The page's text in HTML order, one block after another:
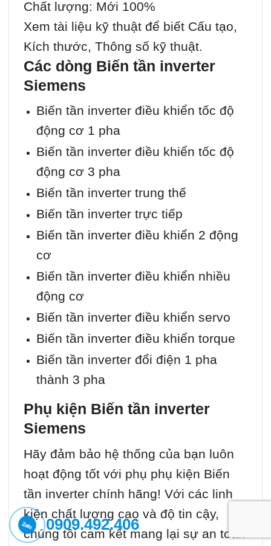
Chất lượng: Mới 100%
Xem tài liệu kỹ thuật để biết Cấu tạo,
Kích thước, Thông số kỹ thuật.
Các dòng Biến tần inverter
Siemens
Biến tần inverter điều khiển tốc độ
động cơ 1 pha
Biến tần inverter điều khiển tốc độ
động cơ 3 pha
Biến tần inverter trung thế
Biến tần inverter trực tiếp
Biến tần inverter điều khiển 2 động
cơ
Biến tần inverter điều khiển nhiều
động cơ
Biến tần inverter điều khiển servo
Biến tần inverter điều khiển torque
Biến tần inverter đổi điện 1 pha
thành 3 pha
Phụ kiện Biến tần inverter
Siemens
Hãy đảm bảo hệ thống của bạn luôn
hoạt động tốt với phụ phụ kiện Biến
tần inverter chính hãng! Với các linh
kiện chất lượng cao và độ tin cậy,
chúng tôi cam kết mang lại sự an toàn
0909.492.406